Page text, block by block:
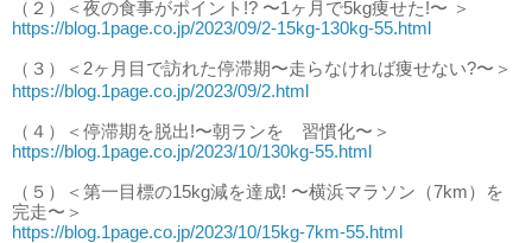
（２）＜夜の食事がポイント!? 〜1ヶ月で5kg痩せた!〜 ＞
https://blog.1page.co.jp/2023/09/2-15kg-130kg-55.html
（３）＜2ヶ月目で訪れた停滞期〜走らなければ痩せない?〜＞
https://blog.1page.co.jp/2023/09/2.html
（４）＜停滞期を脱出!〜朝ランを 習慣化〜＞
https://blog.1page.co.jp/2023/10/130kg-55.html
（５）＜第一目標の15kg減を達成! 〜横浜マラソン（7km）を
完走〜＞
https://blog.1page.co.jp/2023/10/15kg-7km-55.html